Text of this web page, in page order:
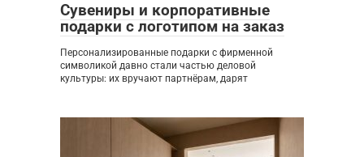
Сувениры и корпоративные
подарки с логотипом на заказ
Персонализированные подарки с фирменной
символикой давно стали частью деловой
культуры: их вручают партнёрам, дарят